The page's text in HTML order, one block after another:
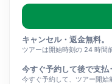
キャンセル・返金無料。
ツアーは開始時刻の 24 時間
今すぐ予約して後で支払
今すぐ予約して、ツアー開始